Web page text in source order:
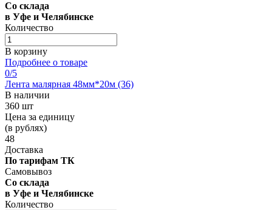
Со склада
в Уфе и Челябинске
Количество
В корзину
Подробнее о товаре
0/5
Лента малярная 48мм*20м (36)
В наличии
360 шт
Цена за единицу
(в рублях)
48
Доставка
По тарифам ТК
Самовывоз
Со склада
в Уфе и Челябинске
Количество